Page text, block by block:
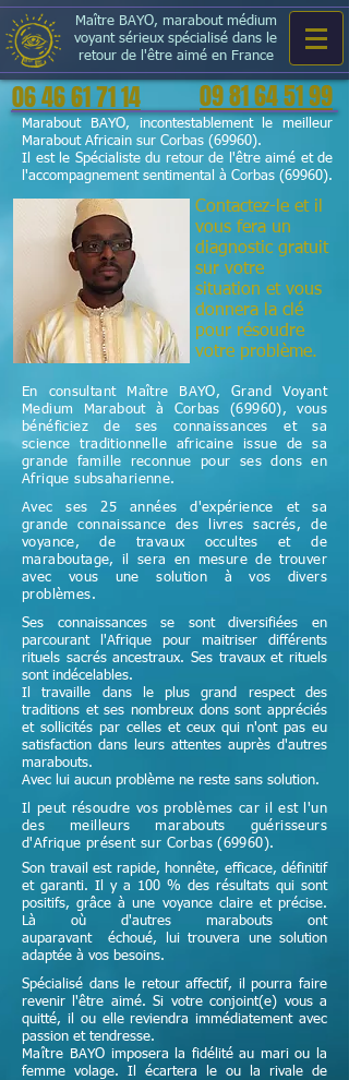
Maître BAYO, marabout médium
voyant sérieux spécialisé dans le
retour de l'être aimé en France
06 46 61 71 14 09 81 64 51 99
Marabout BAYO, incontestablement le meilleur
Marabout Africain sur Corbas (69960).
Il est le Spécialiste du retour de l'être aimé et de
l'accompagnement sentimental à Corbas (69960).
Contactez-le et il
vous fera un
diagnostic gratuit
sur votre
situation et vous
donnera la clé
pour résoudre
votre problème.
En consultant Maître BAYO, Grand Voyant
Medium Marabout à Corbas (69960), vous
bénéficiez de ses connaissances et sa
sciencetraditionnelleafricaine issue de sa
grande famille reconnue pour ses dons en
Afrique subsaharienne.
Avec ses 25 années d'expérience et sa
grande connaissance des livres sacrés, de
voyance, de travaux occultes et de
maraboutage, il sera en mesure de trouver
avec vous une solution à vos divers
problèmes.
Ses connaissances se sont diversifiées en
parcourant l'Afrique pour maitriser différents
rituels sacrés ancestraux. Ses travaux et rituels
sont indécelables.
Il travaille dans le plus grand respect des
traditions et ses nombreux dons sont appréciés
et sollicités par celles et ceux qui n'ont pas eu
satisfaction dans leurs attentes auprès d'autres
marabouts.
Avec lui aucun problème ne reste sans solution.
Il peut résoudre vos problèmes car il est l'un
des meilleurs marabouts guérisseurs
d'Afrique présent sur Corbas (69960).
Son travail est rapide, honnête, efficace, définitif
et garanti. Il y a 100 % des résultats qui sont
positifs, grâce à une voyance claire et précise.
Là où d'autres marabouts ont
auparavant échoué, lui trouvera une solution
adaptée à vos besoins.
Spécialisé dans le retour affectif, il pourra faire
revenir l'être aimé. Si votre conjoint(e) vous a
quitté, il ou elle reviendra immédiatement avec
passion et tendresse.
Maître BAYO imposera la fidélité au mari ou la
femme volage. Il écartera le ou la rivale de